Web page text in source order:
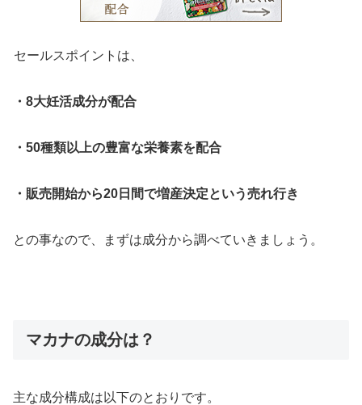
セールスポイントは、
・8大妊活成分が配合
・50種類以上の豊富な栄養素を配合
・販売開始から20日間で増産決定という売れ行き
との事なので、まずは成分から調べていきましょう。
マカナの成分は？
主な成分構成は以下のとおりです。